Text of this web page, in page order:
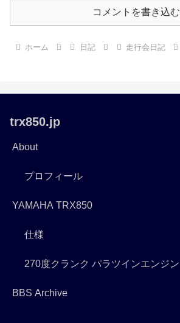
コメントを書き込む
ホーム 日記 走行会日記
trx850.jp
About
プロフィール
YAMAHA TRX850
仕様
270度クランク パラツインエンジン
BBS Archive